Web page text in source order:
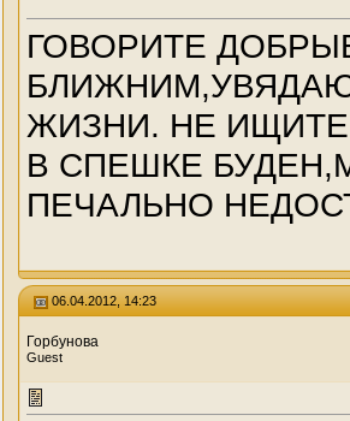
ГОВОРИТЕ
ЖИЗНИ. НЕ
В СПЕШКЕ
ПЕЧАЛЬНО
06.04.2012, 14:23
Горбунова
Guest